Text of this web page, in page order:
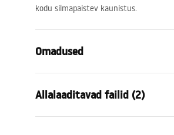
kodu silmapaistev kaunistus.
Omadused
Laius
Sügavus
Allalaaditavad failid (2)